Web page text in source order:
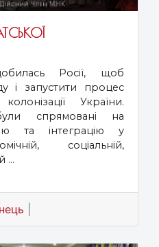
Росії, щоб
і запустити процес
України.
спрямовані на
та інтеграцію у
соціальній,
...